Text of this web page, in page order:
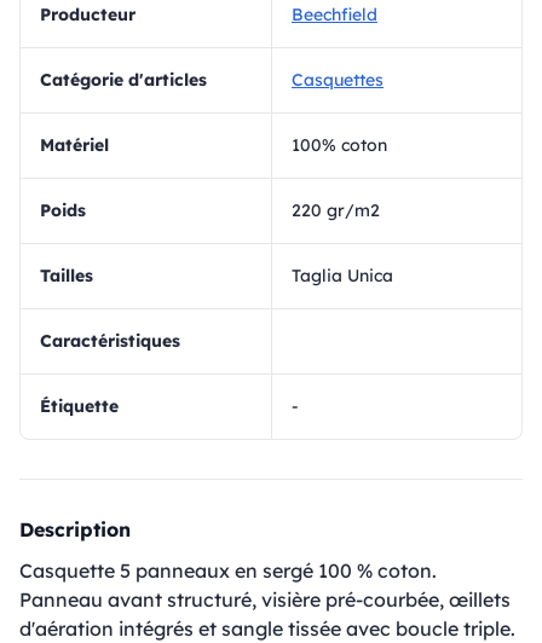
Producteur Beechfield
Catégorie d'articles Casquettes
matériel 100% coton
Poids 220 gr/m2
Tailles Taglia Unica
Caractéristiques
Étiquette -
Description
Casquette 5 panneaux en sergé 100 % coton.
Panneau avant structuré, visière pré-courbée, œillets
d'aération intégrés et sangle tissée avec boucle triple.